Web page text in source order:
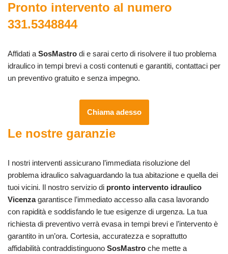
Pronto intervento al numero
331.5348844
Affidati a SosMastro di e sarai certo di risolvere il tuo problema
idraulico in tempi brevi a costi contenuti e garantiti, contattaci per
un preventivo gratuito e senza impegno.
Chiama adesso
Le nostre garanzie
I nostri interventi assicurano l’immediata risoluzione del
problema idraulico salvaguardando la tua abitazione e quella dei
tuoi vicini. Il nostro servizio di pronto intervento idraulico
Vicenzagarantisce l’immediato accesso alla casa lavorando
con rapidità e soddisfando le tue esigenze di urgenza. La tua
richiesta di preventivo verrà evasa in tempi brevi e l’intervento è
garantito in un’ora. Cortesia, accuratezza e soprattutto
affidabilità contraddistinguono SosMastro che mette a